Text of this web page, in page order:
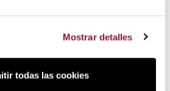
Mostrar detalles
todas las cookies
10 Piezas